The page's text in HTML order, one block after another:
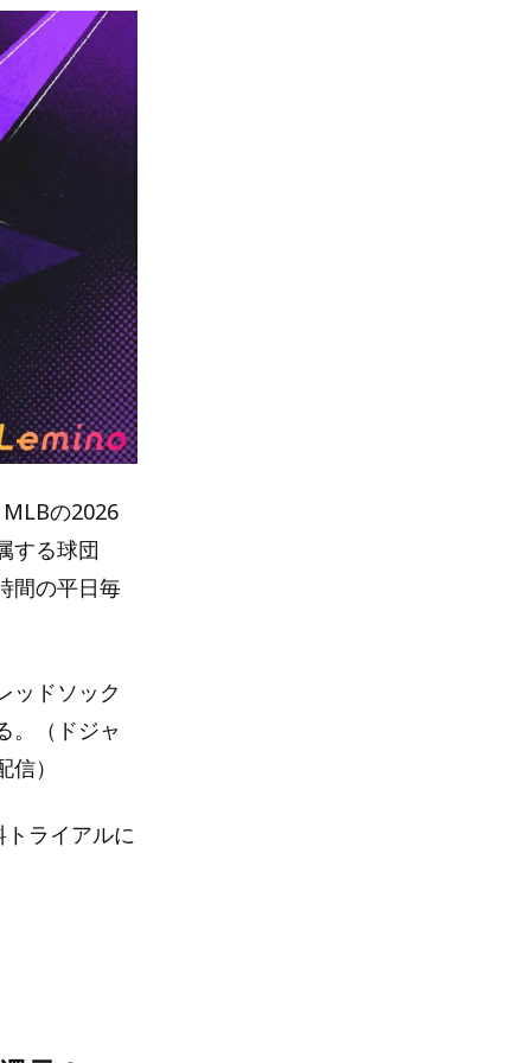
の2026
する球団
間の平日毎
ッドソック
。（ドジャ
）
ライアルに